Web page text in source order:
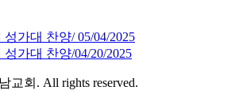
성가대 찬양/ 05/04/2025
성가대 찬양/04/20/2025
교회. All rights reserved.